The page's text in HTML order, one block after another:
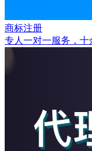
商标注册
专人一对一服务，